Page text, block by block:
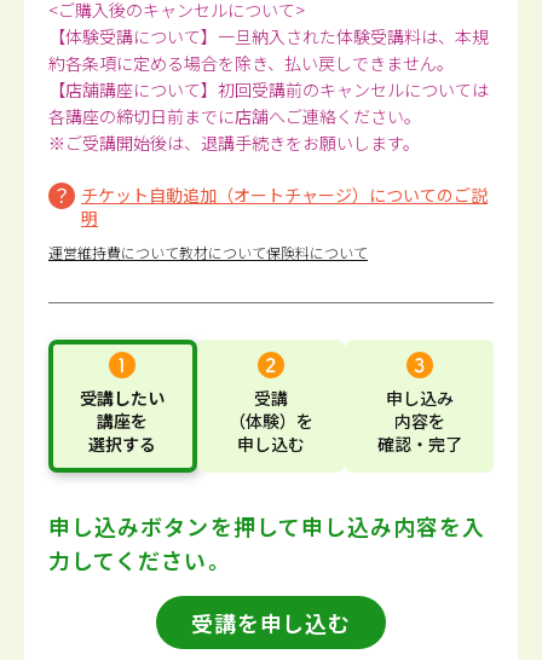
<ご購入後のキャンセルについて>
【体験受講について】一旦納入された体験受講料は、本規
約各条項に定める場合を除き、払い戻しできません。
【店舗講座について】初回受講前のキャンセルについては
各講座の締切日前までに店舗へご連絡ください。
※ご受講開始後は、退講手続きをお願いします。
チケット自動追加（オートチャージ）についてのご説
明
運営維持費について教材について保険料について
受講したい
講座を
選択する
受講
（体験） を
申し込む
申し込み
内容を
確認・完了
申し込みボタンを押して申し込み内容を入
力してください。
受講を申し込む